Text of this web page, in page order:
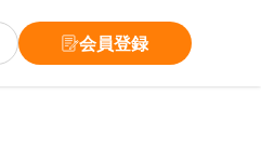
会員登録